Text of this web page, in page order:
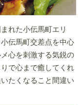
れた小伝馬町エリ
伝馬町交差点を中心
心を刺激する気鋭の
で心まで癒してくれ
たくなること間違い